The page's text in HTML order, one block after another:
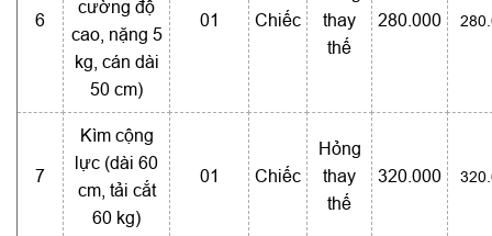
6
cường độ
cao, nặng 5
kg, cán dài
50 cm)
01 Chiếc
thay
thế
280.000
7
Kìm cộng
lực (dài 60
cm, tải cắt
60 kg)
01 Chiếc
Hỏng
thay
thế
320.000